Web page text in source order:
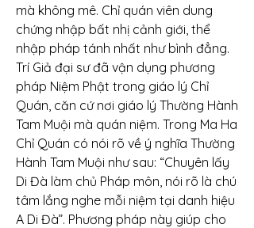
mà không mê. Chỉ quán viên dung
chứng nhập bất nhị cảnh giới, thể
nhập pháp tánh nhất như bình đẳng.
Trí Giả đại sư đã vận dụng phương
pháp Niệm Phật trong giáo lý Chỉ
Quán, căn cứ nơi giáo lý Thường Hành
Tam Muội mà quán niệm. Trong Ma Ha
Chỉ Quán có nói rõ về ý nghĩa Thường
Hành Tam Muội như sau: “Chuyên lấy
Di Đà làm chủ Pháp môn, nói rõ là chú
tâm lắng nghe mỗi niệm tại danh hiệu
A Di Đà”. Phương pháp này giúp cho